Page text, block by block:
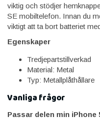
viktig och stödjer
SE mobiltelefon. Innan du
viktigt att ta bort batteriet
Egenskaper
Tredjepartstillverkad
Material: Metal
Typ: Metallplåthållare
Vanliga frågor
Passar delen min iPhone